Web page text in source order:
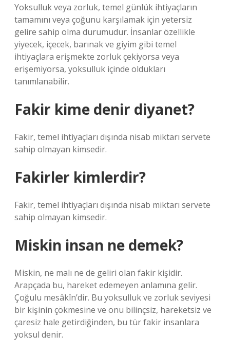
Yoksulluk veya zorluk, temel günlük ihtiyaçların
tamamını veya çoğunu karşılamak için yetersiz
gelire sahip olma durumudur. İnsanlar özellikle
yiyecek, içecek, barınak ve giyim gibi temel
ihtiyaçlara erişmekte zorluk çekiyorsa veya
erişemiyorsa, yoksulluk içinde oldukları
tanımlanabilir.
Fakir kime denir diyanet?
Fakir, temel ihtiyaçları dışında nisab miktarı servete
sahip olmayan kimsedir.
Fakirler kimlerdir?
Fakir, temel ihtiyaçları dışında nisab miktarı servete
sahip olmayan kimsedir.
Miskin insan ne demek?
Miskin, ne malı ne de geliri olan fakir kişidir.
Arapçada bu, hareket edemeyen anlamına gelir.
Çoğulu mesâkîn’dir. Bu yoksulluk ve zorluk seviyesi
bir kişinin çökmesine ve onu bilinçsiz, hareketsiz ve
çaresiz hale getirdiğinden, bu tür fakir insanlara
yoksul denir.